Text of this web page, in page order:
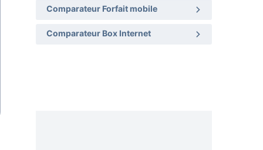
Comparateur Forfait mobile
Comparateur Box Internet